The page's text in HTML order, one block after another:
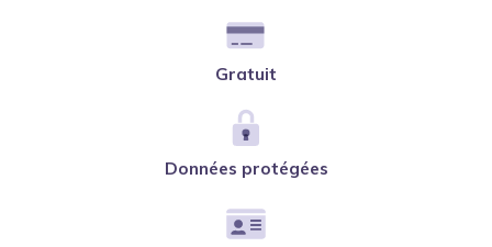
Gratuit
Données protégées